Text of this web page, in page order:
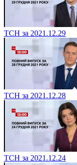
ТСН за 2021.12.29
ТСН за 2021.12.28
ТСН за 2021.12.24